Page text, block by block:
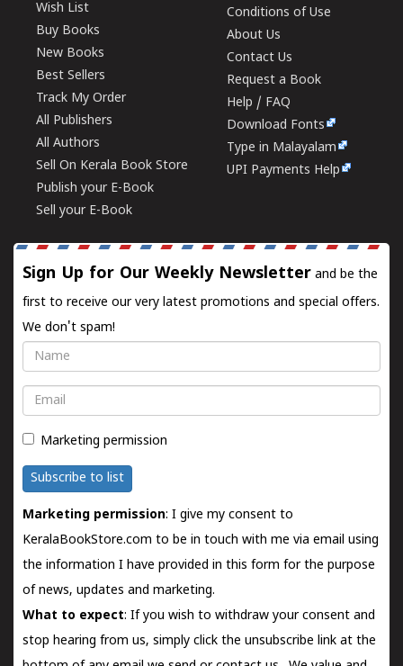
Wish List
Buy Books
New Books
Best Sellers
Track My Order
All Publishers
All Authors
Sell On Kerala Book Store
Publish your E-Book
Sell your E-Book
Conditions of Use
About Us
Contact Us
Request a Book
Help / FAQ
Download Fonts
Type in Malayalam
UPI Payments Help
Sign Up for Our Weekly Newsletter and be the
first to receive our very latest promotions and special offers.
We don't spam!
Name
Email
Marketing permission
Subscribe to list
Marketing permission: I give my consent to
KeralaBookStore.com to be in touch with me via email using
the information I have provided in this form for the purpose
of news, updates and marketing.
What to expect: If you wish to withdraw your consent and
stop hearing from us, simply click the unsubscribe link at the